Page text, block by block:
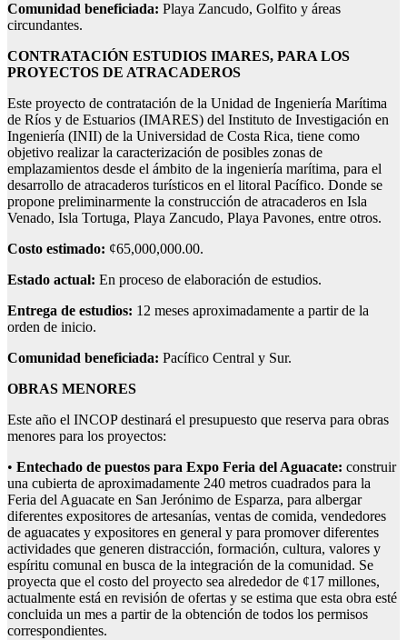
Comunidad beneficiada: Playa Zancudo, Golfito y áreas
circundantes.
CONTRATACIÓN ESTUDIOS IMARES, PARA LOS
PROYECTOS DE ATRACADEROS
Este proyecto de contratación de la Unidad de Ingeniería Marítima
de Ríos y de Estuarios (IMARES) del Instituto de Investigación en
Ingeniería (INII) de la Universidad de Costa Rica, tiene como
objetivo realizar la caracterización de posibles zonas de
emplazamientos desde el ámbito de la ingeniería marítima, para el
desarrollo de atracaderos turísticos en el litoral Pacífico. Donde se
propone preliminarmente la construcción de atracaderos en Isla
Venado, Isla Tortuga, Playa Zancudo, Playa Pavones, entre otros.
Costo estimado: ¢65,000,000.00.
Estado actual: En proceso de elaboración de estudios.
Entrega de estudios: 12 meses aproximadamente a partir de la
orden de inicio.
Comunidad beneficiada: Pacífico Central y Sur.
OBRAS MENORES
Este año el INCOP destinará el presupuesto que reserva para obras
menores para los proyectos:
• Entechado de puestos para Expo Feria del Aguacate: construir
una cubierta de aproximadamente 240 metros cuadrados para la
Feria del Aguacate en San Jerónimo de Esparza, para albergar
diferentes expositores de artesanías, ventas de comida, vendedores
de aguacates y expositores en general y para promover diferentes
actividades que generen distracción, formación, cultura, valores y
espíritu comunal en busca de la integración de la comunidad. Se
proyecta que el costo del proyecto sea alrededor de ¢17 millones,
actualmente está en revisión de ofertas y se estima que esta obra esté
concluida un mes a partir de la obtención de todos los permisos
correspondientes.